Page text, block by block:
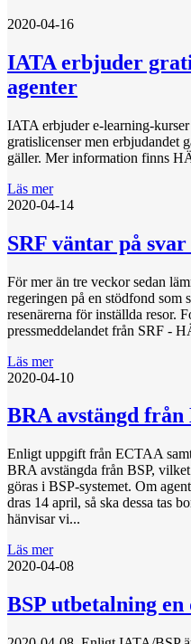
2020-04-16
IATA erbjuder
agenter
IATA erbjuder e-learning-
gratislicenser men erbjudandet
gäller. Mer information finns
Läs mer
2020-04-14
SRF väntar på
För mer än tre veckor sedan
regeringen på en stödfond som
resenärerna för inställda resor.
pressmeddelandet från SRF -
Läs mer
2020-04-10
BRA avstängd från
Enligt uppgift från ECTAA
BRA avstängda från BSP,
göras i BSP-systemet. Om
dras 14 april, så ska dessa tas
hänvisar vi...
Läs mer
2020-04-08
BSP utbetalning en